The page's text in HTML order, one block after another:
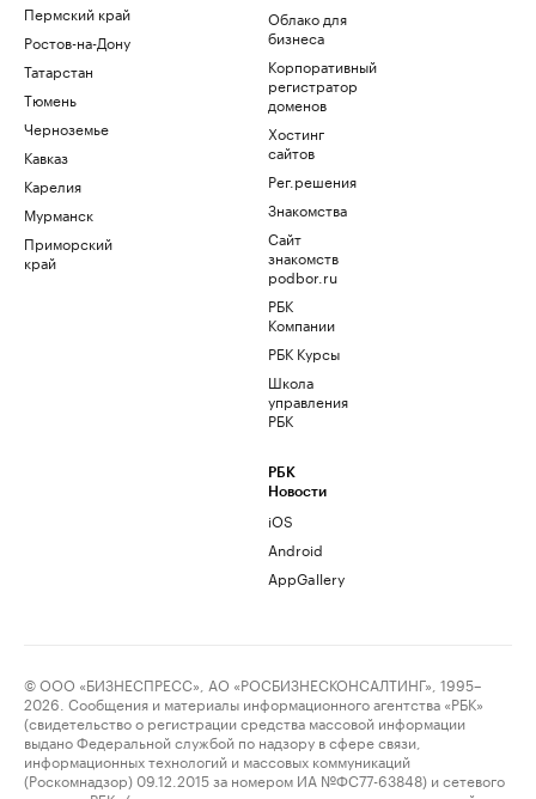
Пермский край
Ростов-на-Дону
Татарстан
Тюмень
Черноземье
Кавказ
Карелия
Мурманск
Приморский
край
Облако для
бизнеса
Корпоративный
регистратор
доменов
Хостинг
сайтов
Рег.решения
Знакомства
Сайт
знакомств
podbor.ru
РБК
Компании
РБК Курсы
Школа
управления
РБК
РБК
Новости
iOS
Android
AppGallery
© ООО «БИЗНЕСПРЕСС», АО «РОСБИЗНЕСКОНСАЛТИНГ», 1995–
2026. Сообщения и материалы информационного агентства «РБК»
(свидетельство о регистрации средства массовой информации
выдано Федеральной службой по надзору в сфере связи,
информационных технологий и массовых коммуникаций
(Роскомнадзор) 09.12.2015 за номером ИА №ФС77-63848) и сетевого